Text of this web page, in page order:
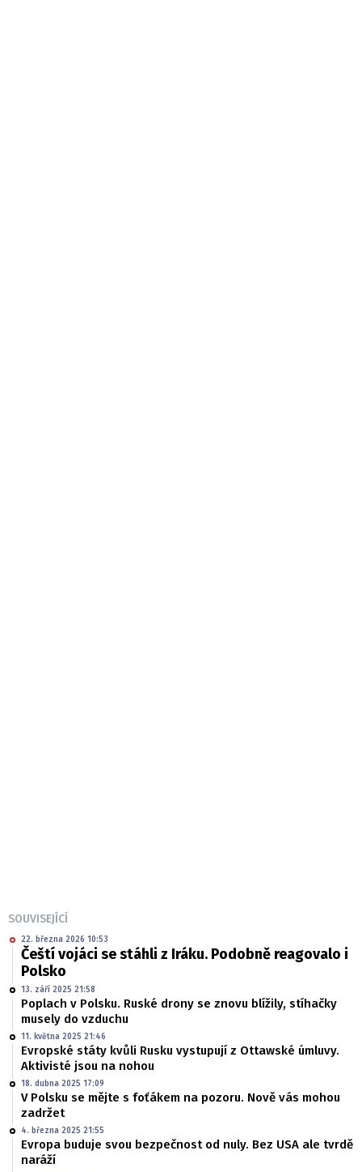
SOUVISEJÍCÍ
22. března 2026 10:53
Čeští vojáci se stáhli z Iráku. Podobně reagovalo i
Polsko
13. září 2025 21:58
Poplach v Polsku. Ruské drony se znovu blížily, stíhačky
musely do vzduchu
11. května 2025 21:46
Evropské státy kvůli Rusku vystupují z Ottawské úmluvy.
Aktivisté jsou na nohou
18. dubna 2025 17:09
V Polsku se mějte s foťákem na pozoru. Nově vás mohou
zadržet
4. března 2025 21:55
Evropa buduje svou bezpečnost od nuly. Bez USA ale tvrdě
naráží